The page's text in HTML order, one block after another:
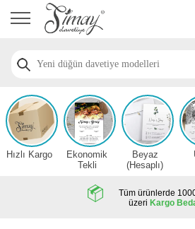
Anasayfa
Davetiye
Nişan
Davetiye
Modelleri
Hızlı Kargo
Ekonomik
Tekli
Beyaz
(Hesaplı)
Tüm ürünlerde
üzeri Kargo